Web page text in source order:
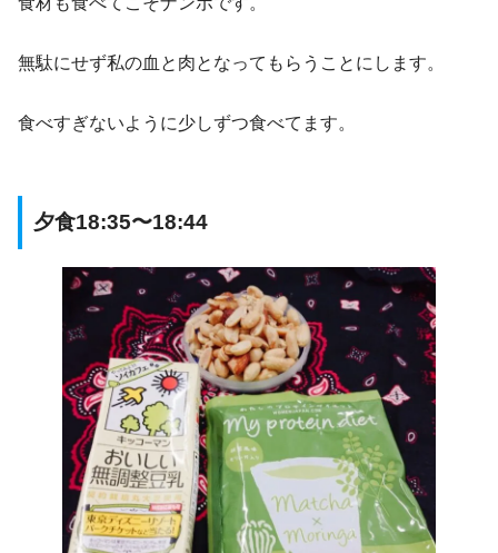
無駄にせず私の血と肉となってもらうことにします。
食べすぎないように少しずつ食べてます。
夕食18:35〜18:44